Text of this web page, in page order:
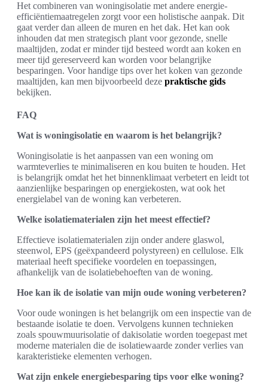
Het combineren van woningisolatie met andere energie-
efficiëntiemaatregelen zorgt voor een holistische aanpak. Dit
gaat verder dan alleen de muren en het dak. Het kan ook
inhouden dat men strategisch plant voor gezonde, snelle
maaltijden, zodat er minder tijd besteed wordt aan koken en
meer tijd gereserveerd kan worden voor belangrijke
besparingen. Voor handige tips over het koken van gezonde
maaltijden, kan men bijvoorbeeld deze praktische gids
bekijken.
FAQ
Wat is woningisolatie en waarom is het belangrijk?
Woningisolatie is het aanpassen van een woning om
warmteverlies te minimaliseren en kou buiten te houden. Het
is belangrijk omdat het het binnenklimaat verbetert en leidt tot
aanzienlijke besparingen op energiekosten, wat ook het
energielabel van de woning kan verbeteren.
Welke isolatiematerialen zijn het meest effectief?
Effectieve isolatiematerialen zijn onder andere glaswol,
steenwol, EPS (geëxpandeerd polystyreen) en cellulose. Elk
materiaal heeft specifieke voordelen en toepassingen,
afhankelijk van de isolatiebehoeften van de woning.
Hoe kan ik de isolatie van mijn oude woning verbeteren?
Voor oude woningen is het belangrijk om een inspectie van de
bestaande isolatie te doen. Vervolgens kunnen technieken
zoals spouwmuurisolatie of dakisolatie worden toegepast met
moderne materialen die de isolatiewaarde zonder verlies van
karakteristieke elementen verhogen.
Wat zijn enkele energiebesparing tips voor elke woning?